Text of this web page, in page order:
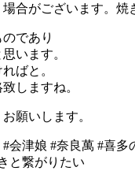
合がございます。焼
であり
います。
ばと。
しますね。
願いします。
会津娘 #奈良萬 #喜
と繋がりたい